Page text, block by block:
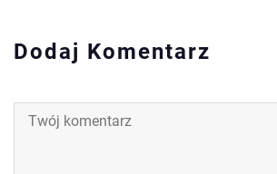
Dodaj Komentarz